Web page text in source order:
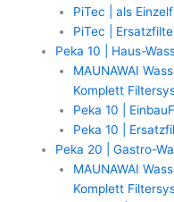
PiTec | als
PiTec |
Peka 10 | Haus-
MAUNAWAI
Komplett
Peka 10 |
Peka 10 |
Peka 20 | Gastro-
MAUNAWAI
Komplett